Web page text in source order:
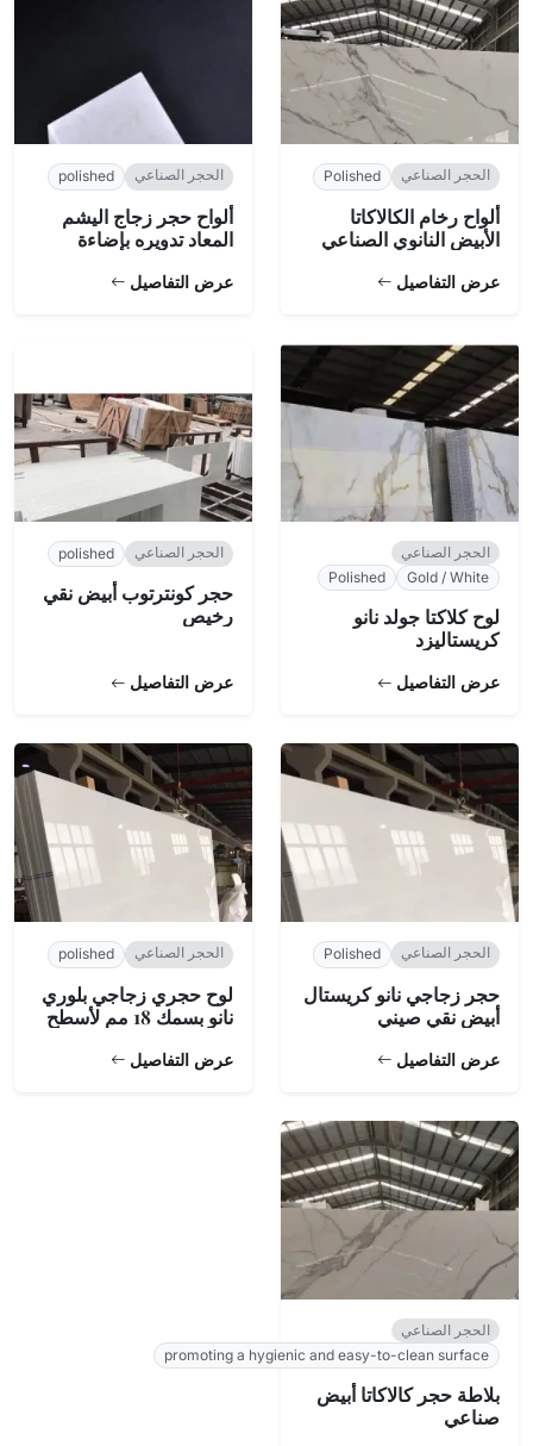
الحجر الصناعي Polished
ألواح رخام الكالاكاتا
الأبيض النانوي الصناعي
عرض التفاصيل
الحجر الصناعي polished
ألواح حجر زجاج اليشم
المعاد تدويره بإضاءة
عرض التفاصيل
الحجر الصناعي
Gold / White
Polished
لوح كلاكتا جولد نانو
كريستاليزد
عرض التفاصيل
الحجر الصناعي polished
حجر كونترتوب أبيض نقي
رخيص
عرض التفاصيل
الحجر الصناعي Polished
حجر زجاجي نانو كريستال
أبيض نقي صيني
عرض التفاصيل
الحجر الصناعي polished
لوح حجري زجاجي بلوري
نانو بسمك 18 مم لأسطح
عرض التفاصيل
الحجر الصناعي
promoting a hygienic and easy-to-clean surface
بلاطة حجر كالاكاتا أبيض
صناعي